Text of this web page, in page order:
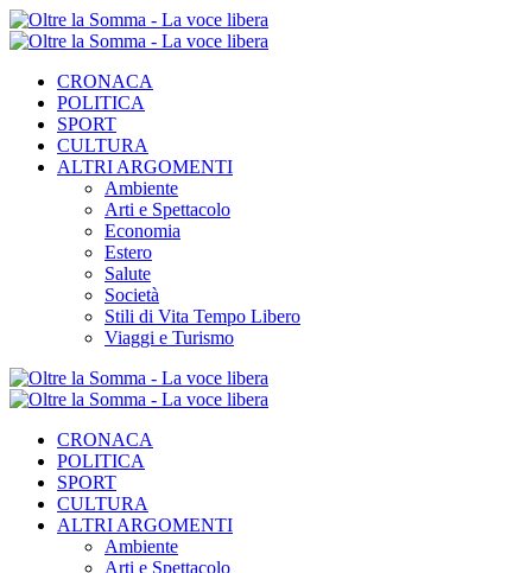
CRONACA
POLITICA
SPORT
CULTURA
ALTRI ARGOMENTI
Ambiente
Arti e Spettacolo
Economia
Estero
Salute
Società
Stili di Vita Tempo Libero
Viaggi e Turismo
CRONACA
POLITICA
SPORT
CULTURA
ALTRI ARGOMENTI
Ambiente
Arti e Spettacolo